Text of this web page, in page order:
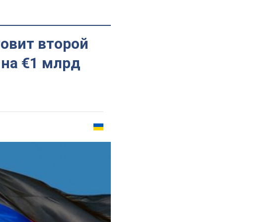
второй
€1 млрд